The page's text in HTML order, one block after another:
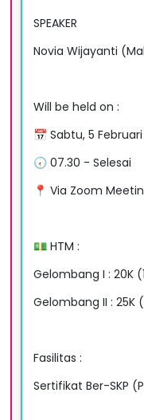
SPEAKER
Novia Wijayanti
Will be held on :
📅 Sabtu, 5
🕢 07.30 - Selesai
📍 Via Zoom
💵 HTM :
Gelombang I : 20K
Gelombang II : 25K
Fasilitas :
Sertifikat Ber-SKP